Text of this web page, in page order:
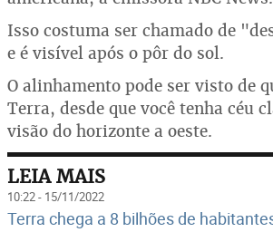
Isso costuma ser chamado de
e é visível após o pôr do sol.
O alinhamento pode ser visto de
Terra, desde que você tenha céu
visão do horizonte a oeste.
LEIA MAIS
10:22 - 15/11/2022
Terra chega a 8 bilhões de